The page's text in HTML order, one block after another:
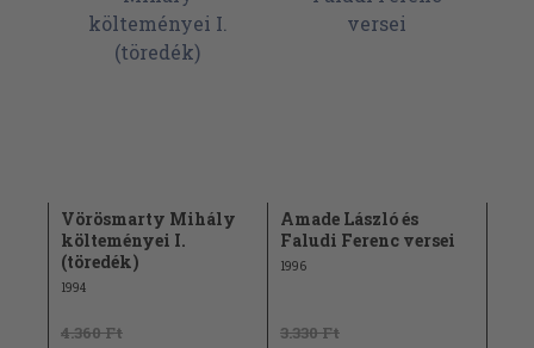
Vörösmarty Mihály
költeményei I.
(töredék)
1994
4.360 Ft
Amade László és
Faludi Ferenc versei
1996
3.330 Ft